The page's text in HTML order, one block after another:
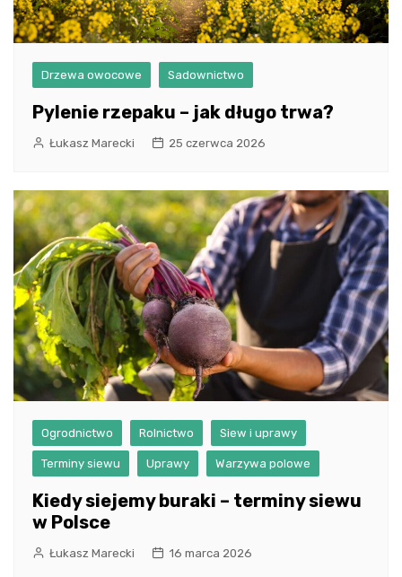
Drzewa owocowe Sadownictwo
Pylenie rzepaku – jak długo trwa?
Łukasz Marecki 25 czerwca 2026
Ogrodnictwo Rolnictwo Siew i uprawy
Terminy siewu Uprawy Warzywa polowe
Kiedy siejemy buraki – terminy siewu
w Polsce
Łukasz Marecki 16 marca 2026